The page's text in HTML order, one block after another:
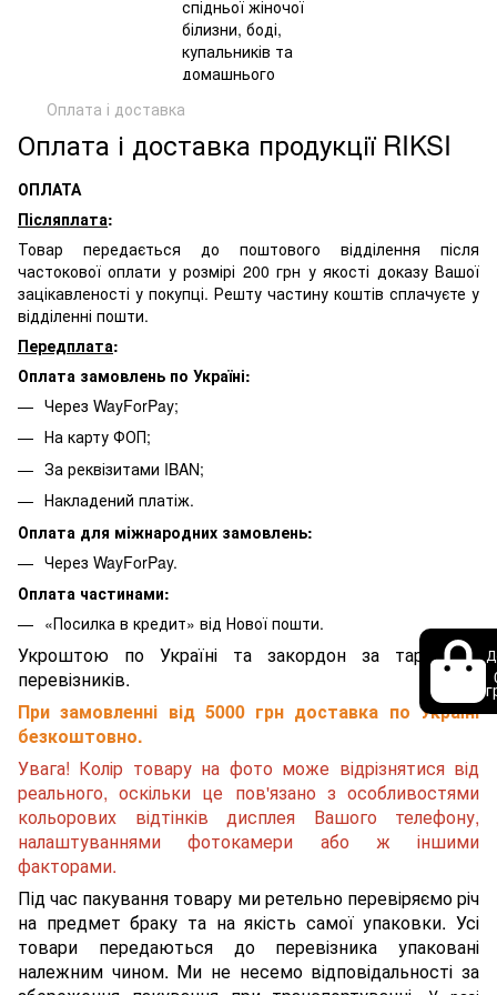
Оплата і доставка
Оплата і доставка продукції RIKSI
ОПЛАТА
Післяплата:
Товар передається до поштового відділення після
частокової оплати у розмірі 200 грн у якості доказу Вашої
зацікавленості у покупці. Решту частину коштів сплачуєте у
відділенні пошти.
Передплата:
Оплата замовлень по Україні:
Через WayForPay;
На карту ФОП;
За реквізитами IBAN;
Накладений платіж.
Оплата для міжнародних замовлень:
Через WayForPay.
Оплата частинами:
«Посилка в кредит» від Нової пошти.
Укроштою по Україні та закордон за тарифами
перевізників.
При замовленні від 5000 грн доставка по Україні
безкоштовно.
Увага! Колір товару на фото може відрізнятися від
реального, оскільки це пов'язано з особливостями
кольорових відтінків дисплея Вашого телефону,
налаштуваннями фотокамери або ж іншими
факторами.
Під час пакування товару ми ретельно перевіряємо річ
на предмет браку та на якість самої упаковки. Усі
товари передаються до перевізника упаковані
належним чином. Ми не несемо відповідальності за